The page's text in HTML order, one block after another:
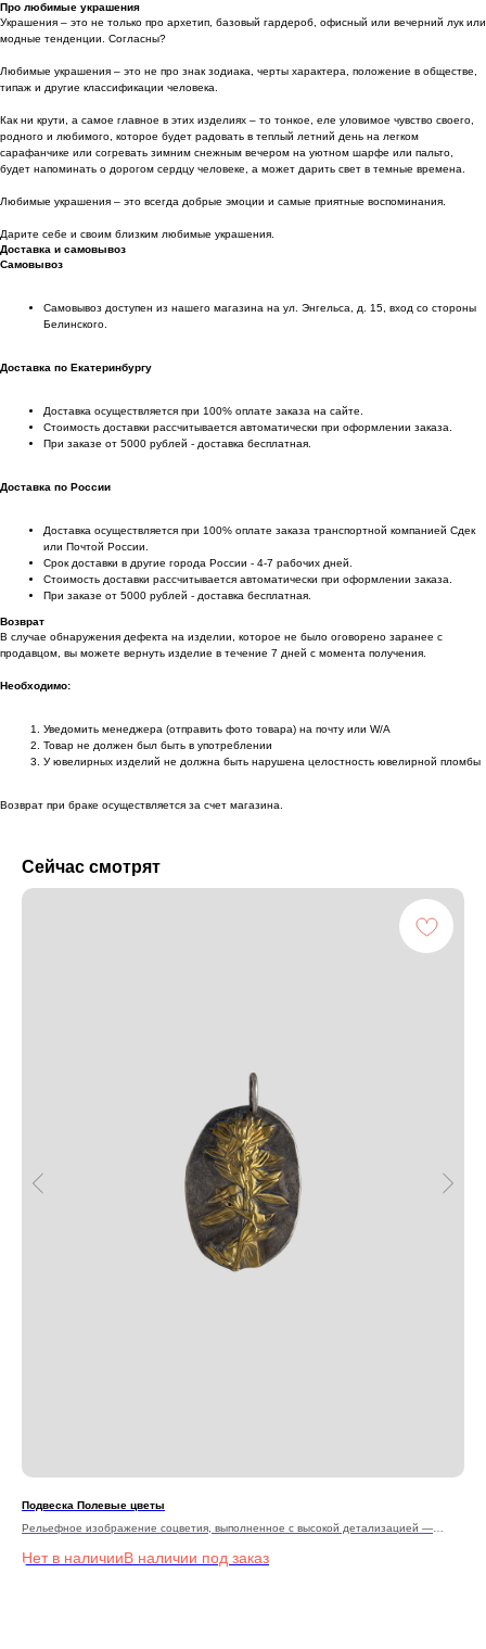
Про любимые украшения
Украшения – это не только про архетип, базовый гардероб, офисный или вечерний лук или
модные тенденции. Согласны?
Любимые украшения – это не про знак зодиака, черты характера, положение в обществе,
типаж и другие классификации человека.
Как ни крути, а самое главное в этих изделиях – то тонкое, еле уловимое чувство своего,
родного и любимого, которое будет радовать в теплый летний день на легком
сарафанчике или согревать зимним снежным вечером на уютном шарфе или пальто,
будет напоминать о дорогом сердцу человеке, а может дарить свет в темные времена.
Любимые украшения – это всегда добрые эмоции и самые приятные воспоминания.
Дарите себе и своим близким любимые украшения.
Доставка и самовывоз
Самовывоз
Самовывоз доступен из нашего магазина на ул. Энгельса, д. 15, вход со стороны
Белинского.
Доставка по Екатеринбургу
Доставка осуществляется при 100% оплате заказа на сайте.
Стоимость доставки рассчитывается автоматически при оформлении заказа.
При заказе от 5000 рублей - доставка бесплатная.
Доставка по России
Доставка осуществляется при 100% оплате заказа транспортной компанией Сдек
или Почтой России.
Срок доставки в другие города России - 4-7 рабочих дней.
Стоимость доставки рассчитывается автоматически при оформлении заказа.
При заказе от 5000 рублей - доставка бесплатная.
Возврат
В случае обнаружения дефекта на изделии, которое не было оговорено заранее с
продавцом, вы можете вернуть изделие в течение 7 дней с момента получения.
Необходимо:
Уведомить менеджера (отправить фото товара) на почту или W/А
Товар не должен был быть в употреблении
У ювелирных изделий не должна быть нарушена целостность ювелирной пломбы
Возврат при браке осуществляется за счет магазина.
Сейчас смотрят
Подвеска Полевые цветы
Рельефное изображение соцветия, выполненное с высокой детализацией —
Нет в наличии